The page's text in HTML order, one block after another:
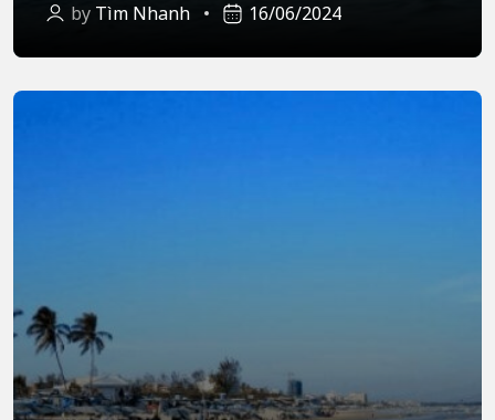
by Tìm Nhanh 16/06/2024